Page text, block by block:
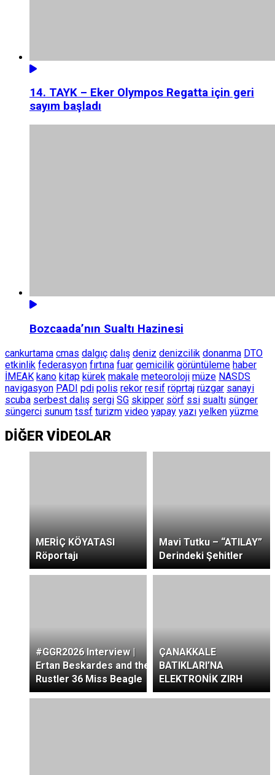
14. TAYK – Eker Olympos Regatta için geri
sayım başladı
Bozcaada’nın Sualtı Hazinesi
cankurtama cmas dalgıç dalış deniz denizcilik donanma DTO
etkinlik federasyon fırtına fuar gemicilik görüntüleme haber
İMEAK kano kitap kürek makale meteoroloji müze NASDS
navigasyon PADI pdi polis rekor resif röprtaj rüzgar sanayi
scuba serbest dalış sergi SG skipper sörf ssi sualtı sünger
süngerci sunum tssf turizm video yapay yazı yelken yüzme
DİĞER VİDEOLAR
MERİÇ KÖYATASI
Röportajı
Mavi Tutku – “ATILAY”
Derindeki Şehitler
#GGR2026 Interview |
Ertan Beskardes and the
Rustler 36 Miss Beagle
ÇANAKKALE
BATIKLARI’NA
ELEKTRONİK ZIRH